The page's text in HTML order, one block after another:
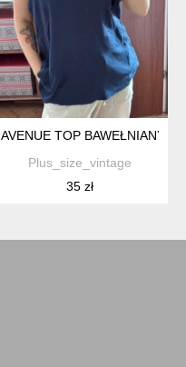
AVENUE TOP BAWEŁNIANY
Plus_size_vintage
35 zł